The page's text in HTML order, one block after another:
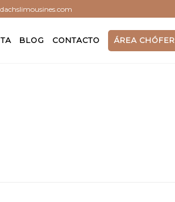
BLOG CONTACTO ÁREA CHÓFER